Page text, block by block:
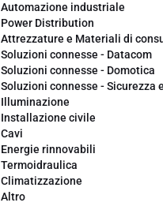
Automazione industriale
Power Distribution
Attrezzature e Materiali di
Soluzioni connesse - Datacom
Soluzioni connesse - Domotica
Soluzioni connesse - Sicurezza
Illuminazione
Installazione civile
Cavi
Energie rinnovabili
Termoidraulica
Climatizzazione
Altro